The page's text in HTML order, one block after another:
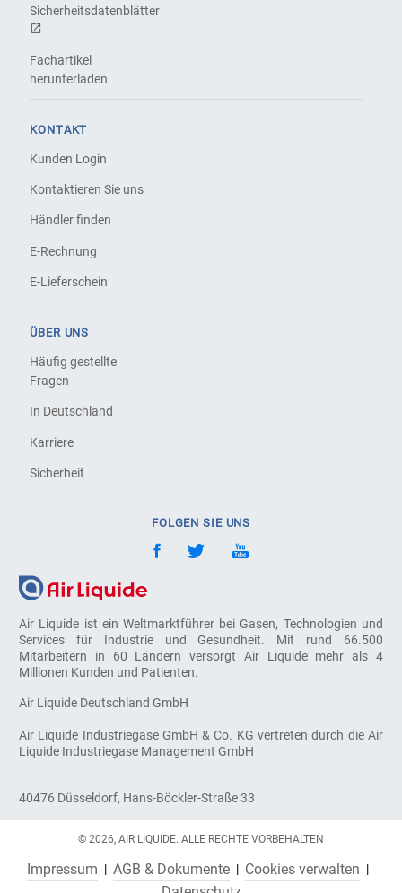
Air Liquide ist ein Weltmarktführer bei Gasen, Technologien und
Services für Industrie und Gesundheit. Mit rund 66.500
Mitarbeitern in 60 Ländern versorgt Air Liquide mehr als 4
Millionen Kunden und Patienten.
Air Liquide Deutschland GmbH
Air Liquide Industriegase GmbH & Co. KG vertreten durch die Air
Liquide Industriegase Management GmbH
40476 Düsseldorf, Hans-Böckler-Straße 33
Sicherheitsdatenblätter
Fachartikel
herunterladen
KONTAKT
Kunden Login
Kontaktieren Sie uns
Händler finden
E-Rechnung
E-Lieferschein
ÜBER UNS
Häufig gestellte
Fragen
In Deutschland
Karriere
Sicherheit
FOLGEN SIE UNS
© 2026, AIR LIQUIDE. ALLE RECHTE VORBEHALTEN
Impressum AGB & Dokumente
Cookies verwalten